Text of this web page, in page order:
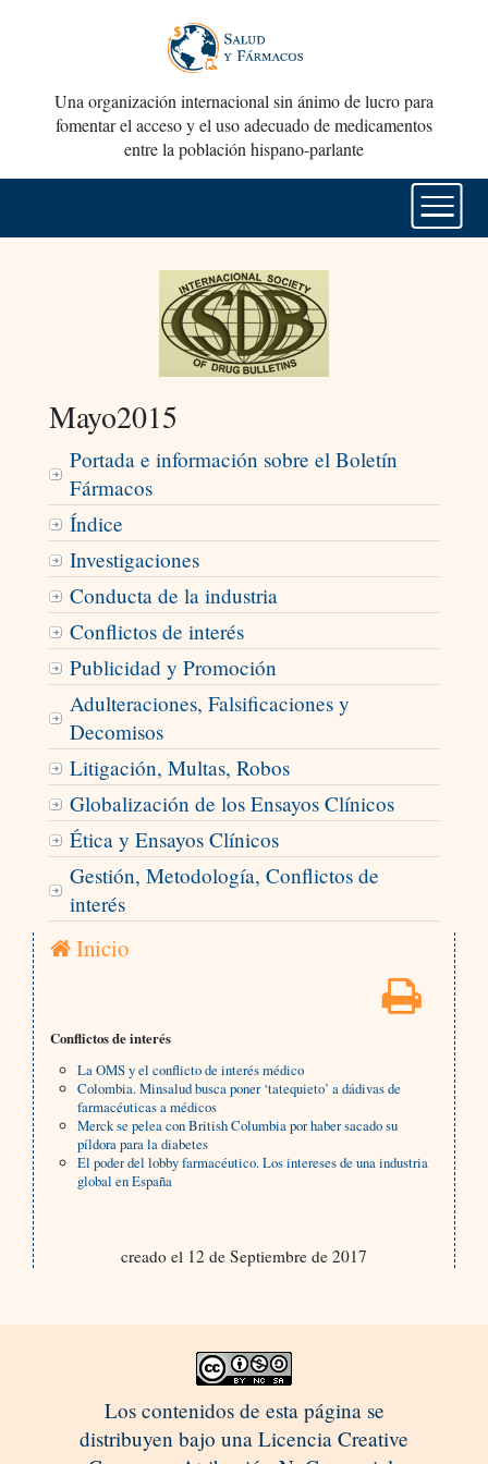
Una organización internacional sin ánimo de lucro para
fomentar el acceso y el uso adecuado de medicamentos
entre la población hispano-parlante
Mayo2015
Portada e información sobre el Boletín
Fármacos
Índice
Investigaciones
Conducta de la industria
Conflictos de interés
Publicidad y Promoción
Adulteraciones, Falsificaciones y
Decomisos
Litigación, Multas, Robos
Globalización de los Ensayos Clínicos
Ética y Ensayos Clínicos
Gestión, Metodología, Conflictos de
interés
Inicio
Conflictos de interés
La OMS y el conflicto de interés médico
Colombia. Minsalud busca poner ‘tatequieto’ a dádivas de
farmacéuticas a médicos
Merck se pelea con British Columbia por haber sacado su
píldora para la diabetes
El poder del lobby farmacéutico. Los intereses de una industria
global en España
creado el 12 de Septiembre de 2017
Los contenidos de esta página se
distribuyen bajo una Licencia Creative